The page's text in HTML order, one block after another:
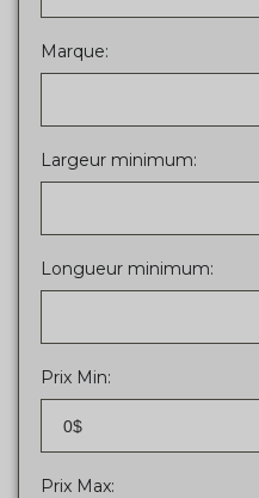
Marque:
Largeur minimum:
Longueur minimum:
Prix Min:
0$
Prix Max: